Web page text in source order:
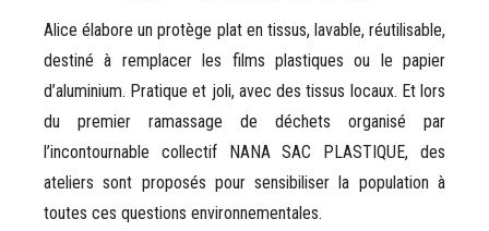
Alice élabore un protège plat en tissus, lavable, réutilisable,
destiné à remplacer les films plastiques ou le papier
d’aluminium. Pratique et joli, avec des tissus locaux. Et lors
du premier ramassage de déchets organisé par
l’incontournable collectif NANA SAC PLASTIQUE, des
ateliers sont proposés pour sensibiliser la population à
toutes ces questions environnementales.